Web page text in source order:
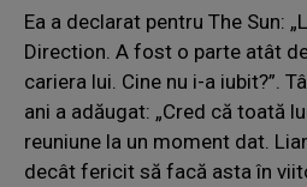
Ea a declarat pentru The Sun:
Direction. A fost o parte atât
cariera lui. Cine nu i-a iubit?”.
ani a adăugat: „Cred că toată
reuniune la un moment dat.
decât fericit să facă asta în